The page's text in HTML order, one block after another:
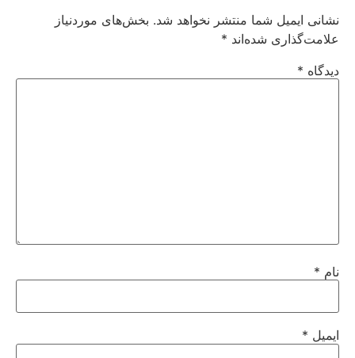
نشانی ایمیل شما منتشر نخواهد شد. بخش‌های موردنیاز
علامت‌گذاری شده‌اند *
دیدگاه *
نام *
ایمیل *